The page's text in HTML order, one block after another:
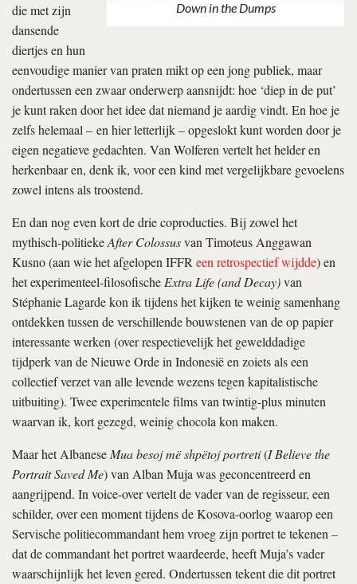
Down in the Dumps
die met zijn
dansende
diertjes en hun
eenvoudige manier van praten mikt op een jong publiek, maar
ondertussen een zwaar onderwerp aansnijdt: hoe ‘diep in de put’
je kunt raken door het idee dat niemand je aardig vindt. En hoe je
zelfs helemaal – en hier letterlijk – opgeslokt kunt worden door je
eigen negatieve gedachten. Van Wolferen vertelt het helder en
herkenbaar en, denk ik, voor een kind met vergelijkbare gevoelens
zowel intens als troostend.
En dan nog even kort de drie coproducties. Bij zowel het
mythisch-politiekeAfter Colossusvan Timoteus Anggawan
Kusno (aan wie het afgelopen IFFReen retrospectief wijdde) en
het experimenteel-filosofischeExtra Life (and Decay)van
Stéphanie Lagarde kon ik tijdens het kijken te weinig samenhang
ontdekken tussen de verschillende bouwstenen van de op papier
interessante werken (over respectievelijk het gewelddadige
tijdperk van de Nieuwe Orde in Indonesië en zoiets als een
collectief verzet van alle levende wezens tegen kapitalistische
uitbuiting). Twee experimentele films van twintig-plus minuten
waarvan ik, kort gezegd, weinig chocola kon maken.
Maar het AlbaneseMua besoj më shpëtoj portreti(I Believe the
Portrait Saved Me) van Alban Muja was geconcentreerd en
aangrijpend. In voice-over vertelt de vader van de regisseur, een
schilder, over een moment tijdens de Kosova-oorlog waarop een
Servische politiecommandant hem vroeg zijn portret te tekenen –
dat de commandant het portret waardeerde, heeft Muja’s vader
waarschijnlijk het leven gered. Ondertussen tekent die dit portret